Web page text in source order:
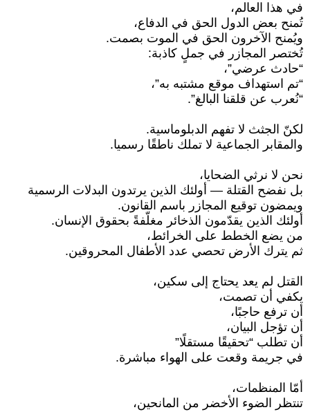
في هذا العالم،
تُمنح بعض الدول الحق في الدفاع،
ويُمنح الآخرون الحق في الموت بصمت.
تُختصر المجازر في جملٍ كاذبة:
“حادث عرضي”،
“تم استهداف موقع مشتبه به”،
“نُعرب عن قلقنا البالغ”.
لكنّ الجثث لا تفهم الدبلوماسية.
والمقابر الجماعية لا تملك ناطقًا رسميا.
نحن لا نرثي الضحايا،
بل نفضح القتلة — أولئك الذين يرتدون البدلات الرسمية
ويمضون توقيع المجازر باسم القانون.
أولئك الذين يقدّمون الذخائر مغلّفةً بحقوق الإنسان.
من يضع الخطط على الخرائط،
ثم يترك الأرض تحصي عدد الأطفال المحروقين.
القتل لم يعد يحتاج إلى سكين،
يكفي أن تصمت،
أن ترفع حاجبًا،
أن تؤجل البيان،
أن تطلب “تحقيقًا مستقلًا”
في جريمة وقعت على الهواء مباشرة.
أمّا المنظمات،
تنتظر الضوء الأخضر من المانحين،